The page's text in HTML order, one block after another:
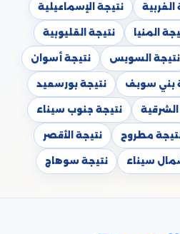
الغربية نتيجة الإسماعيلية
المنيا نتيجة القليوبية
نتيجة السويس نتيجة أسوان
بني سويف نتيجة بورسعيد
نتيجة جنوب سيناء
مطروح نتيجة الأقصر
سيناء نتيجة سوهاج